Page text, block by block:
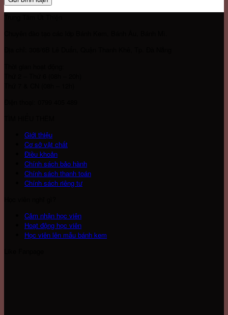
Giới thiệu
Cơ sở vật chất
Điều khoản
Chính sách bảo hành
Chính sách thanh toán
Chính sách riêng tư
Cảm nhận học viên
Hoạt động học viên
Học viên lên mẫu bánh kem